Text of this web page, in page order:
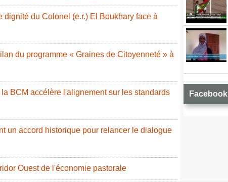
Facebook
du Colonel (e.r.) El Boukhary face à
du programme « Graines de Citoyenneté » à
BCM accélère l'alignement sur les standards
un accord historique pour relancer le dialogue
Ouest de l'économie pastorale